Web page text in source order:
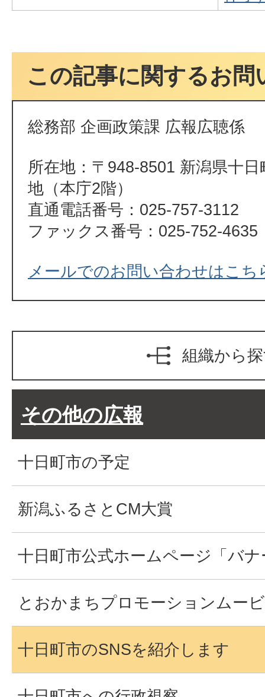
この記事に関するお問
総務部 企画政策課 広報広聴係
所在地：〒948-8501 新潟県十
地（本庁2階）
直通電話番号：025-757-3112
ファックス番号：025-752-4635
メールでのお問い合わせはこち
組織から
その他の広報
十日町市の予定
新潟ふるさとCM大賞
十日町市公式ホームページ「バ
とおかまちプロモーションムー
十日町市のSNSを紹介します